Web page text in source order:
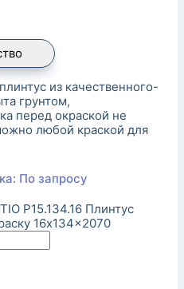
из качественного-
грунтом,
перед окраской не
любой краской для
По запросу
P15.134.16 Плинтус
16x134x2070